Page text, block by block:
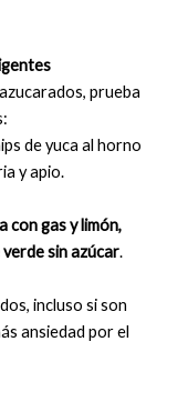
prueba
de yuca al horno
y apio.
con gas y limón,
sin azúcar.
incluso si son
ansiedad por el